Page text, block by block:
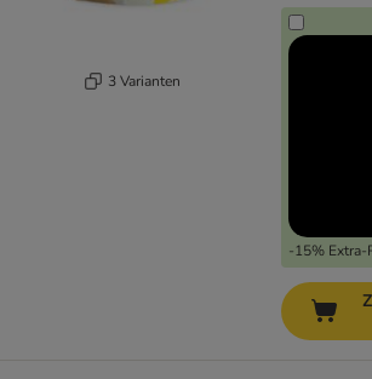
3 Varianten
-15% Extra-